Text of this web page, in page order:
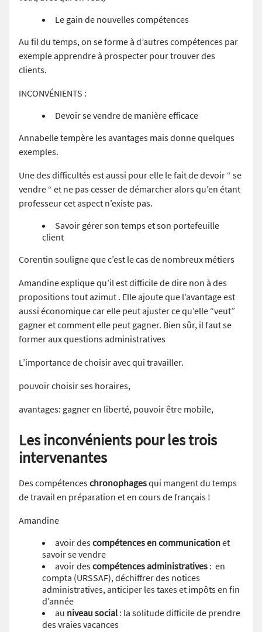
Le gain de nouvelles compétences
Au fil du temps, on se forme à d’autres compétences par
exemple apprendre à prospecter pour trouver des
clients.
INCONVÉNIENTS :
Devoir se vendre de manière efficace
Annabelle tempère les avantages mais donne quelques
exemples.
Une des difficultés est aussi pour elle le fait de devoir “ se
vendre “ et ne pas cesser de démarcher alors qu’en étant
professeur cet aspect n’existe pas.
Savoir gérer son temps et son portefeuille
client
Corentin souligne que c’est le cas de nombreux métiers
Amandine explique qu’il est difficile de dire non à des
propositions tout azimut . Elle ajoute que l’avantage est
aussi économique car elle peut ajuster ce qu’elle “veut”
gagner et comment elle peut gagner. Bien sûr, il faut se
former aux questions administratives
L’importance de choisir avec qui travailler.
pouvoir choisir ses horaires,
avantages: gagner en liberté, pouvoir être mobile,
Les inconvénients pour les trois
intervenantes
Des compétenceschronophagesqui mangent du temps
de travail en préparation et en cours de français !
Amandine
avoir descompétences en communicationet
savoir se vendre
avoir descompétences administratives : en
compta (URSSAF), déchiffrer des notices
administratives, anticiper les taxes et impôts en fin
d’année
au niveau social : la solitude difficile de prendre
des vraies vacances